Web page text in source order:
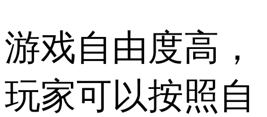
游戏自由度高，
玩家可以按照自